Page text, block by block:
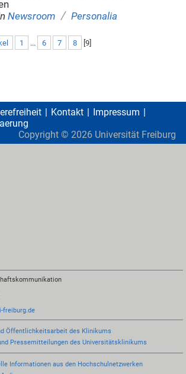
Newsroom / Personalia
1 ... 6 7 8 [9]
Kontakt
Impressum
Copyright © 2026 Universität Freiburg
freiburg.de
Öffentlichkeitsarbeit des Klinikums
Pressemitteilungen des Universitätsklinikums
Informationen aus den Hochschulnetzwerken